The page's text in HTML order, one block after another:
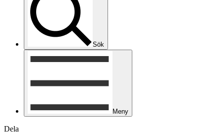
Sök
Meny
Dela